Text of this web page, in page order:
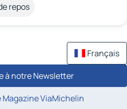
repos
Français
à notre Newsletter
Magazine ViaMichelin